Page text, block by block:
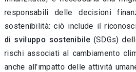
responsabili delle decisioni
sostenibilità: ciò include il
di sviluppo sostenibile(SDGs)
rischi associati al cambiamento
anche all'impatto delle attività